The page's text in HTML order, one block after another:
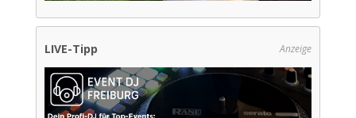
LIVE-Tipp Anzeige